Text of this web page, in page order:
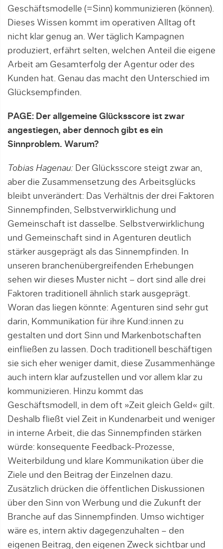
Geschäftsmodelle (=Sinn) kommunizieren (können).
Dieses Wissen kommt im operativen Alltag oft
nicht klar genug an. Wer täglich Kampagnen
produziert, erfährt selten, welchen Anteil die eigene
Arbeit am Gesamterfolg der Agentur oder des
Kunden hat. Genau das macht den Unterschied im
Glücksempfinden.
PAGE: Der allgemeine Glücksscore ist zwar
angestiegen, aber dennoch gibt es ein
Sinnproblem. Warum?
Tobias Hagenau: Der Glücksscore steigt zwar an,
aber die Zusammensetzung des Arbeitsglücks
bleibt unverändert: Das Verhältnis der drei Faktoren
Sinnempfinden, Selbstverwirklichung und
Gemeinschaft ist dasselbe. Selbstverwirklichung
und Gemeinschaft sind in Agenturen deutlich
stärker ausgeprägt als das Sinnempfinden. In
unseren branchenübergreifenden Erhebungen
sehen wir dieses Muster nicht – dort sind alle drei
Faktoren traditionell ähnlich stark ausgeprägt.
Woran das liegen könnte: Agenturen sind sehr gut
darin, Kommunikation für ihre Kund:innen zu
gestalten und dort Sinn und Markenbotschaften
einfließen zu lassen. Doch traditionell beschäftigen
sie sich eher weniger damit, diese Zusammenhänge
auch intern klar aufzustellen und vor allem klar zu
kommunizieren. Hinzu kommt das
Geschäftsmodell, in dem oft »Zeit gleich Geld« gilt.
Deshalb fließt viel Zeit in Kundenarbeit und weniger
in interne Arbeit, die das Sinnempfinden stärken
würde: konsequente Feedback-Prozesse,
Weiterbildung und klare Kommunikation über die
Ziele und den Beitrag der Einzelnen dazu.
Zusätzlich drücken die öffentlichen Diskussionen
über den Sinn von Werbung und die Zukunft der
Branche auf das Sinnempfinden. Umso wichtiger
wäre es, intern aktiv dagegenzuhalten – den
eigenen Beitrag, den eigenen Zweck sichtbar und